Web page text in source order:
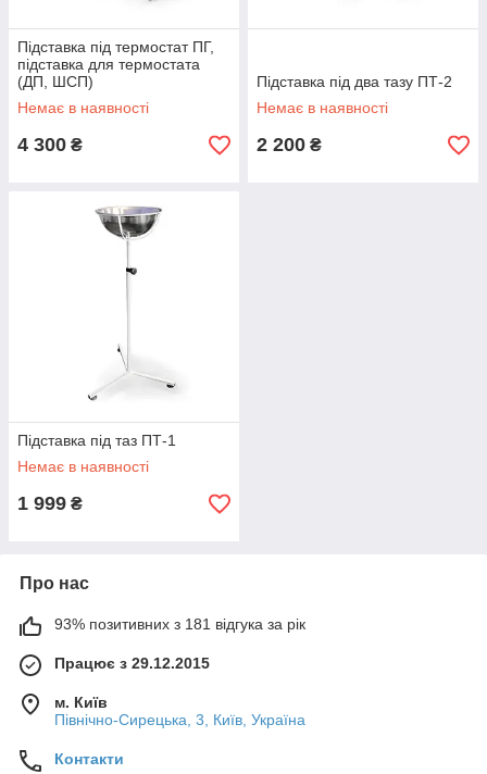
Підставка під термостат ПГ,
підставка для термостата
(ДП, ШСП)
Немає в наявності
4 300 ₴
Підставка під два тазу ПТ-2
Немає в наявності
2 200 ₴
Підставка під таз ПТ-1
Немає в наявності
1 999 ₴
Про нас
93% позитивних з 181 відгука за рік
Працює з 29.12.2015
м. Київ
Північно-Сирецька, 3, Київ, Україна
Контакти